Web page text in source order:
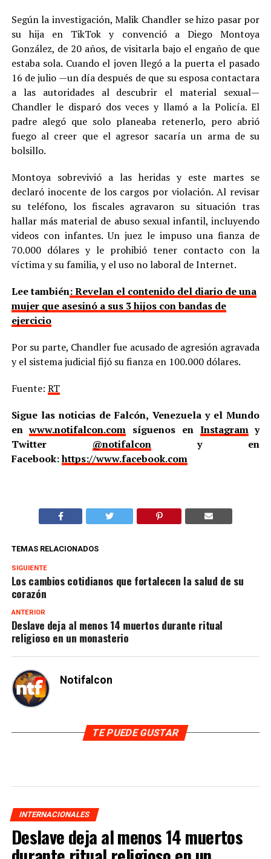
Según la investigación, Malik Chandler se hizo pasar por
su hija en TikTok y convenció a Diego Montoya
González, de 20 años, de visitarla bajo el engaño de que
estaba sola. Cuando el joven llegó a la puerta el pasado
16 de julio —un día después de que su esposa contactara
a las autoridades al descubrir el material sexual—
Chandler le disparó dos veces y llamó a la Policía. El
padre alegó que solo planeaba retenerlo, pero abrió
fuego al creer que el agresor sacaría un arma de su
bolsillo.
Montoya sobrevivió a las heridas y este martes se
declaró inocente de los cargos por violación. Al revisar
su teléfono, los fiscales agravaron su situación tras
hallar más material de abuso sexual infantil, incluyendo
videos con infantes. Un juez le impuso una fianza de
70.000 dólares y le prohibió tener contacto con la
víctima y su familia, y el uso no laboral de Internet.
Lee también: Revelan el contenido del diario de una
mujer que asesinó a sus 3 hijos con bandas de
ejercicio
Por su parte, Chandler fue acusado de agresión agravada
y el sistema judicial fijó su fianza en 100.000 dólares.
Fuente: RT
Sigue las noticias de Falcón, Venezuela y el Mundo
enwww.notifalcon.com síguenos en Instagramy
Twitter @notifalcony en
Facebook:https://www.facebook.com
TEMAS RELACIONADOS
SIGUIENTE
Los cambios cotidianos que fortalecen la salud de su
corazón
ANTERIOR
Deslave deja al menos 14 muertos durante ritual
religioso en un monasterio
Notifalcon
TE PUEDE GUSTAR
INTERNACIONALES
Deslave deja al menos 14 muertos